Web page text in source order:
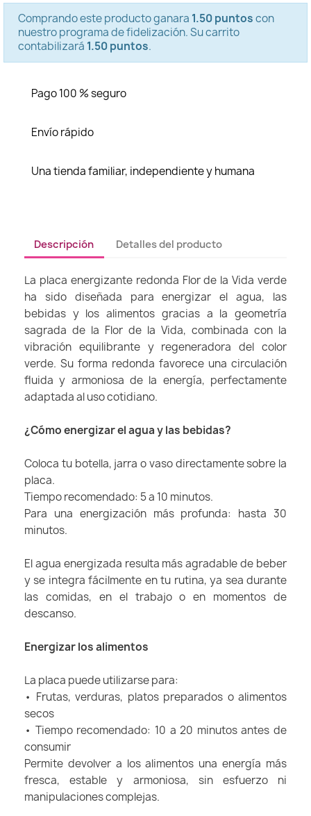
Comprando este producto ganara 1.50 puntoscon
nuestro programa de fidelización. Su carrito
contabilizará 1.50 puntos.
Pago 100 % seguro
Envío rápido
Una tienda familiar, independiente y humana
Descripción Detalles del producto
La placa energizante redonda Flor de la Vida verde
ha sido diseñada para energizar el agua, las
bebidas y los alimentos gracias a la geometría
sagrada de la Flor de la Vida, combinada con la
vibración equilibrante y regeneradora del color
verde. Su forma redonda favorece una circulación
fluida y armoniosa de la energía, perfectamente
adaptada al uso cotidiano.
¿Cómo energizar el agua y las bebidas?
Coloca tu botella, jarra o vaso directamente sobre la
placa.
Tiempo recomendado: 5 a 10 minutos.
Para una energización más profunda: hasta 30
minutos.
El agua energizada resulta más agradable de beber
y se integra fácilmente en tu rutina, ya sea durante
las comidas, en el trabajo o en momentos de
descanso.
Energizar los alimentos
La placa puede utilizarse para:
• Frutas, verduras, platos preparados o alimentos
secos
• Tiempo recomendado: 10 a 20 minutos antes de
consumir
Permite devolver a los alimentos una energía más
fresca, estable y armoniosa, sin esfuerzo ni
manipulaciones complejas.